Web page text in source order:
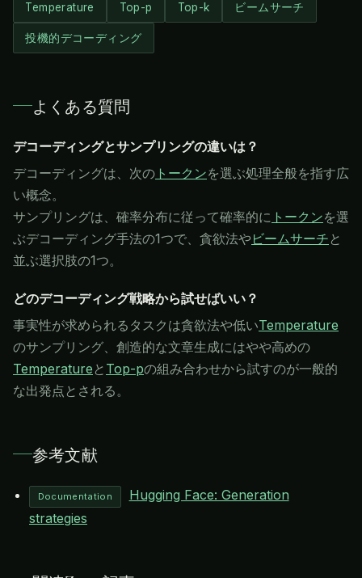
Temperature Top-p Top-k ビームサーチ
投機的デコーディング
よくある質問
デコーディングとサンプリングの違いは？
デコーディングは、次の トークンを選ぶ処理全般を指す広
い概念。
サンプリングは、確率分布に従って確率的に トークンを選
ぶデコーディング手法の1つで、貪欲法やビームサーチ と
並ぶ選択肢の1つ。
どのデコーディング戦略から試せばいい？
事実性が求められるタスクは貪欲法や低いTemperature
のサンプリング、創造的な文章生成にはやや高めの
Temperature と Top-pの組み合わせから試すのが一般的
な出発点とされる。
参考文献
Documentation
Hugging Face: Generation
strategies